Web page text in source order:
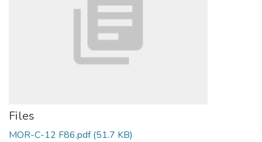
Files
MOR-C-12 F86.pdf(51.7 KB)